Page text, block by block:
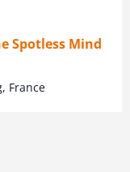
Spotless Mind
France